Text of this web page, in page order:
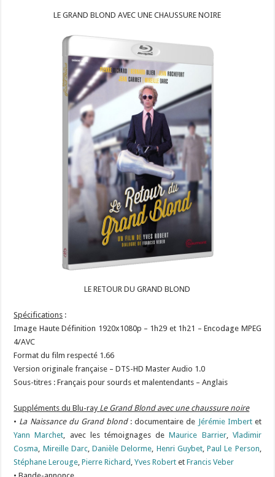
LE GRAND BLOND AVEC UNE CHAUSSURE NOIRE
LE RETOUR DU GRAND BLOND
Spécifications :
Image Haute Définition 1920x1080p – 1h29 et 1h21 – Encodage MPEG
4/AVC
Format du film respecté 1.66
Version originale française – DTS-HD Master Audio 1.0
Sous-titres : Français pour sourds et malentendants – Anglais
Suppléments du Blu-ray Le Grand Blond avec une chaussure noire
• La Naissance du Grand blond: documentaire de Jérémie Imbertet
Yann Marchet , avec les témoignages deMaurice Barrier, Vladimir
Cosma Mireille Darc,Danièle Delorme Henri Guybet,Paul Le Person
Stéphane Lerouge ,Pierre Richard ,Yves Robert etFrancis Veber